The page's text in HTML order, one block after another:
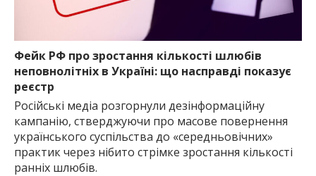
Фейк РФ про зростання кількості шлюбів
неповнолітніх в Україні: що насправді показує
реєстр
Російські медіа розгорнули дезінформаційну
кампанію, стверджуючи про масове повернення
українського суспільства до «середньовічних»
практик через нібито стрімке зростання кількості
ранніх шлюбів.